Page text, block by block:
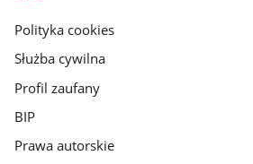
gov.pl
Polityka cookies
Służba cywilna
Profil zaufany
BIP
Prawa autorskie